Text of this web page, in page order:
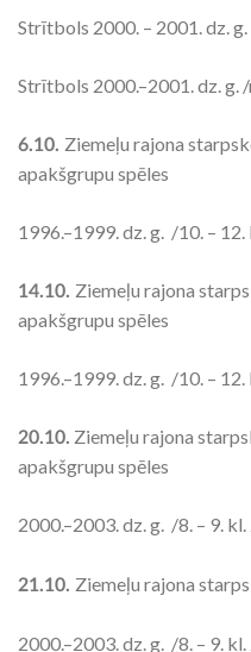
Strītbols 2000. – 2001. dz.
Strītbols 2000.–2001. dz. g.
6.10. Ziemeļu rajona
apakšgrupu spēles
1996.–1999. dz. g. /10. –
14.10. Ziemeļu rajona
apakšgrupu spēles
1996.–1999. dz. g. /10. –
20.10. Ziemeļu rajona
apakšgrupu spēles
2000.–2003. dz. g. /8. – 9. kl.
21.10. Ziemeļu rajona
2000.–2003. dz. g. /8. – 9.